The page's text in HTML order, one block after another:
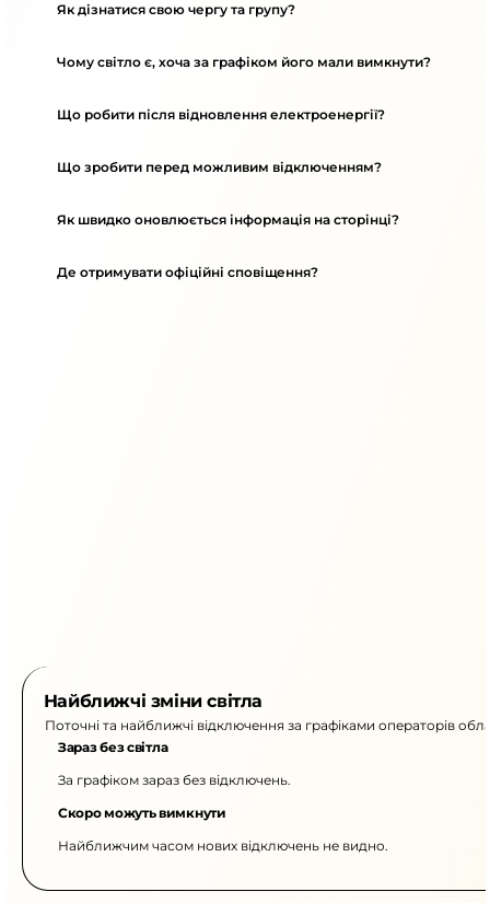
Як дізнатися свою чергу та групу?
Чому світло є, хоча за графіком його мали вимкнути?
Що робити після відновлення електроенергії?
Що зробити перед можливим відключенням?
Як швидко оновлюється інформація на сторінці?
Де отримувати офіційні сповіщення?
Найближчі зміни світла
Поточні та найближчі відключення за графіками операторів
Зараз без світла
За графіком зараз без відключень.
Скоро можуть вимкнути
Найближчим часом нових відключень не видно.